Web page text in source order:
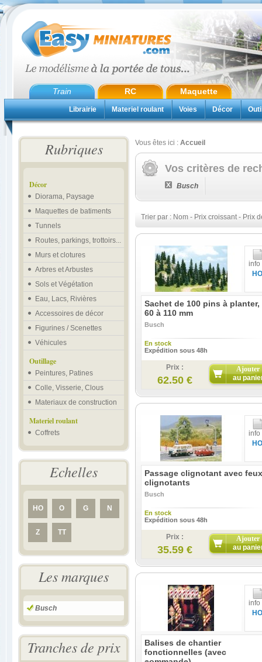
Train RC Maquette
Librairie Materiel roulant Voies Décor
Rubriques
Décor
Diorama, Paysage
Maquettes de batiments
Tunnels
Routes, parkings, trottoirs...
Murs et clotures
Arbres et Arbustes
Sols et Végétation
Eau, Lacs, Rivières
Accessoires de décor
Figurines / Scenettes
Véhicules
Outillage
Peintures, Patines
Colle, Visserie, Clous
Materiaux de construction
Materiel roulant
Coffrets
Echelles
HO O G N
Z TT
Les marques
Busch
Tranches de prix
Vous êtes ici : Accueil
Vos critères de
Busch
Trier par : Nom - Prix croissant- Prix
info
HO
Sachet de 100 pins à planter,
60 à 110 mm
Busch
En stock
Expédition sous 48h
Prix :
62.50 €
Ajouter
au
info
HO
Passage clignotant avec feux
clignotants
Busch
En stock
Expédition sous 48h
Prix :
35.59 €
Ajouter
au
info
HO
Balises de chantier
fonctionnelles (avec